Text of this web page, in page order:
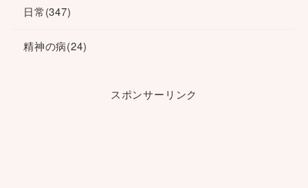
日常(347)
精神の病(24)
スポンサーリンク